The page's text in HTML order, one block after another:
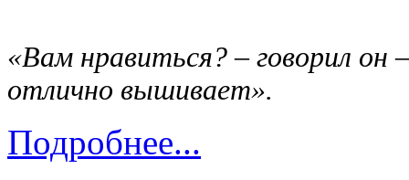
«Вам нравиться? – говорил
отлично вышивает».
Подробнее...